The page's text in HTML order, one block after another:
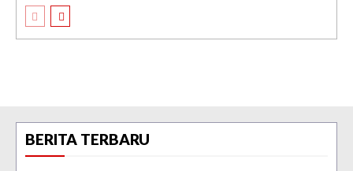
BERITA TERBARU